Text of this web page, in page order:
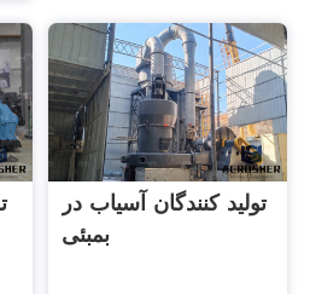
تولید کنندگان آسیاب در
بمبئی